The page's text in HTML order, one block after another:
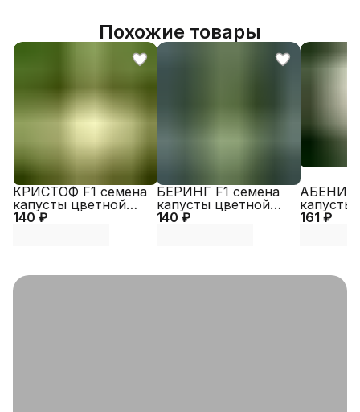
Похожие товары
140 ₽
КРИСТОФ F1 семена
капусты цветной
(Syngenta | Alexagro)
140 ₽
БЕРИНГ F1 семена
капусты цветной
(Syngenta | Alexagro)
161 ₽
АБЕНИ
капусты
(Seminis